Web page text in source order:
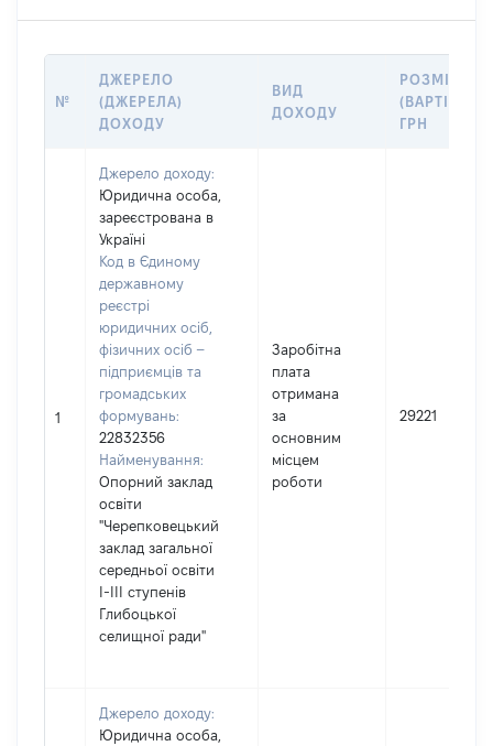
№
ДЖЕРЕЛО
(ДЖЕРЕЛА)
ДОХОДУ
ВИД
ДОХОДУ
РОЗМІР
(ВАРТІСТЬ),
ГРН
1
Джерело доходу:
Юридична особа,
зареєстрована в
Україні
Код в Єдиному
державному
реєстрі
юридичних осіб,
фізичних осіб –
підприємців та
громадських
формувань:
22832356
Найменування:
Опорний заклад
освіти
"Черепковецький
заклад загальної
середньої освіти
І-ІІІ ступенів
Глибоцької
селищної ради"
Заробітна
плата
отримана
за
основним
місцем
роботи
29221
Джерело доходу:
Юридична особа,